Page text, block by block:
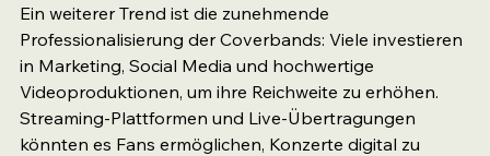
Ein weiterer Trend ist die zunehmende
Professionalisierung der Coverbands: Viele investieren
in Marketing, Social Media und hochwertige
Videoproduktionen, um ihre Reichweite zu erhöhen.
Streaming-Plattformen und Live-Übertragungen
könnten es Fans ermöglichen, Konzerte digital zu